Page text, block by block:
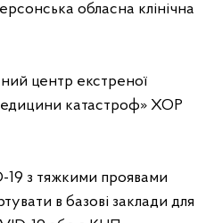
обласна клінічна
центр екстреної
катастроф» ХОР
19 з тяжкими проявами
в базові заклади для